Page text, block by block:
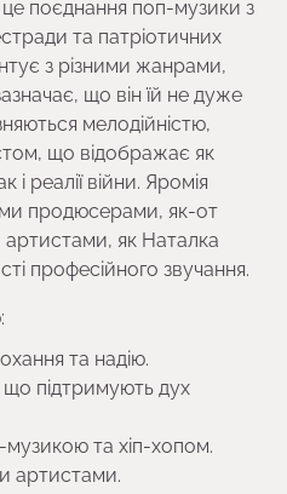
поєднання поп-музики з
та патріотичних
з різними жанрами,
що він їй не дуже
мелодійністю,
що відображає як
реалії війни. Яромія
продюсерами, як-от
артистами, як Наталка
професійного звучання.
та надію.
що підтримують дух
та хіп-хопом.
артистами.